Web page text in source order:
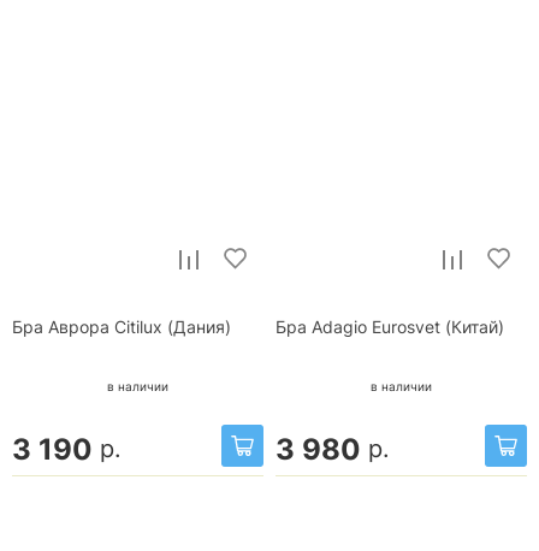
Бра Аврора Citilux (Дания)
в наличии
3 190 р.
Бра Adagio Eurosvet (Китай)
в наличии
3 980 р.